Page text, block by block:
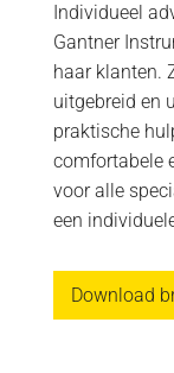
Individueel
Gantner
haar klanten.
uitgebreid en
praktische
comfortabele
voor alle
een
Download